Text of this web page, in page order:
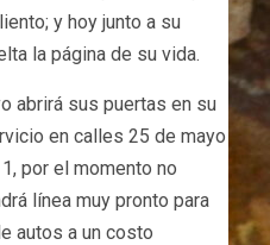
y hoy junto a su
la página de su vida.
abrirá sus puertas en su
en calles 25 de mayo
por el momento no
línea muy pronto para
autos a un costo